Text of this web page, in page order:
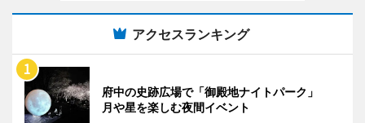
アクセスランキング
府中の史跡広場で「御殿地ナイトパーク」
月や星を楽しむ夜間イベント